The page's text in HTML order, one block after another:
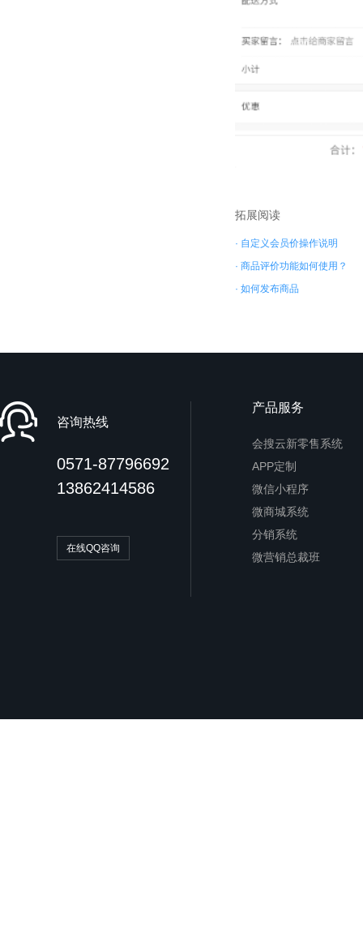
拓展阅读
· 自定义会员价操作说明
· 商品评价功能如何使用？
· 如何发布商品
咨询热线
0571-87796692
13862414586
在线QQ咨询
产品服务
会搜云新零售系统
APP定制
微信小程序
微商城系统
分销系统
微营销总裁班